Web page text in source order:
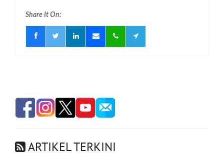
Share It On:
ARTIKEL TERKINI